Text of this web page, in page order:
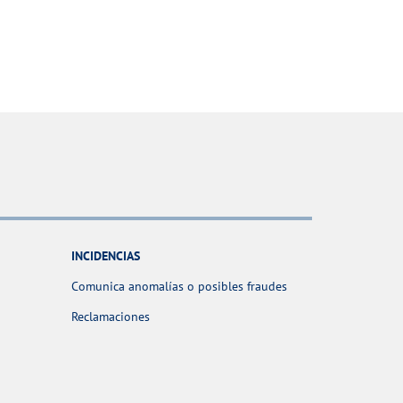
INCIDENCIAS
Comunica anomalías o posibles fraudes
Reclamaciones